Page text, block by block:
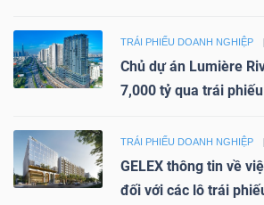
TRÁI PHIẾU DOANH NGHIỆP
Chủ dự án Lumière
7,000 tỷ qua trái phiếu
TRÁI PHIẾU DOANH NGHIỆP
GELEX thông tin về
đối với các lô trái